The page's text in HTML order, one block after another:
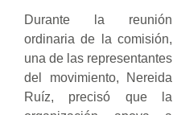
Durante la reunión
ordinaria de la comisión,
una de las representantes
del movimiento, Nereida
Ruíz, precisó que la